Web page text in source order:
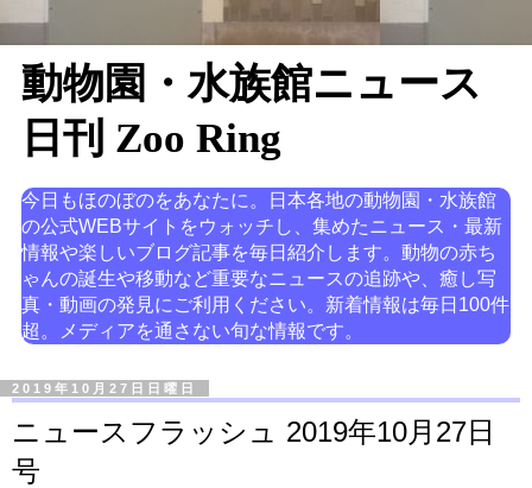
動物園・水族館ニュース
日刊 Zoo Ring
今日もほのぼのをあなたに。日本各地の動物園・水族館
の公式WEBサイトをウォッチし、集めたニュース・最新
情報や楽しいブログ記事を毎日紹介します。動物の赤ち
ゃんの誕生や移動など重要なニュースの追跡や、癒し写
真・動画の発見にご利用ください。新着情報は毎日100件
超。メディアを通さない旬な情報です。
2019年10月27日日曜日
ニュースフラッシュ 2019年10月27日
号